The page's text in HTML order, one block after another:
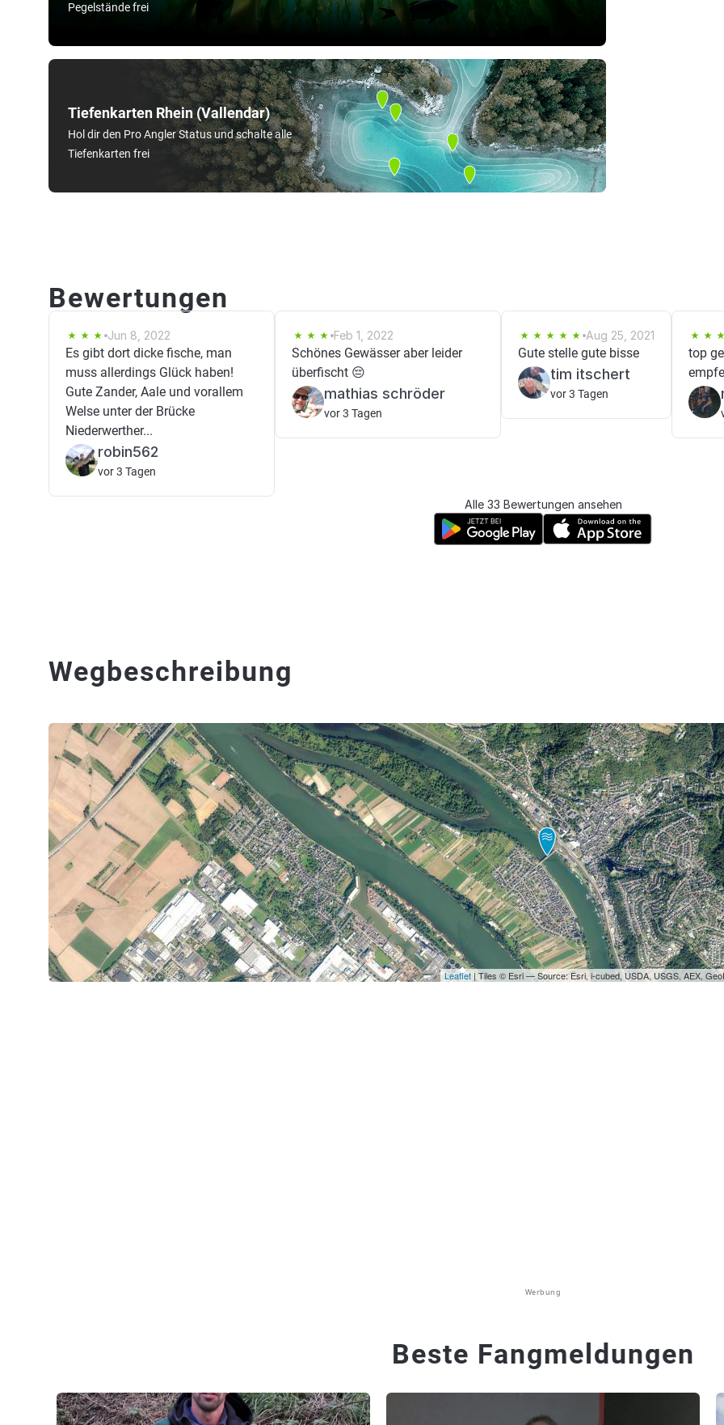
Tiefenkarten Rhein (Vallendar)
Hol dir den Pro Angler Status und schalte alle
Tiefenkarten frei
Pegelstände frei
Bewertungen
Jun 8, 2022
Es gibt dort dicke fische, man
muss allerdings Glück haben!
Gute Zander, Aale und vorallem
Welse unter der Brücke
Niederwerther...
robin562
vor 3 Tagen
Feb 1, 2022
Schönes Gewässer aber leider
überfischt 😔
mathias schröder
vor 3 Tagen
Aug 25, 2021
Gute stelle gute bisse
tim itschert
vor 3 Tagen
top
Alle 33 Bewertungen ansehen
Wegbeschreibung
Leaflet | Tiles © Esri — Source: Esri, i-cubed, USDA, USGS, AEX,
Werbung
Beste Fangmeldungen